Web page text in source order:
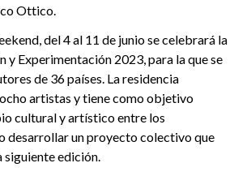
Ottico.
del 4 al 11 de junio se celebrará la
y Experimentación 2023, para la que se
de 36 países. La residencia
artistas y tiene como objetivo
cultural y artístico entre los
desarrollar un proyecto colectivo que
siguiente edición.